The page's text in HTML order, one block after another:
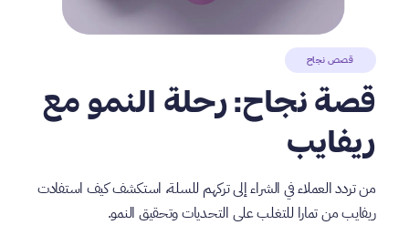
قصص نجاح
قصة نجاح: رحلة النمو مع
ريفايب
من تردد العملاء في الشراء إلى تركهم للسلة، استكشف كيف استفادت
ريفايب من تمارا للتغلب على التحديات وتحقيق النمو.